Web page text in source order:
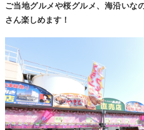
ご当地グルメや桜グルメ、海沿いな
さん楽しめます！